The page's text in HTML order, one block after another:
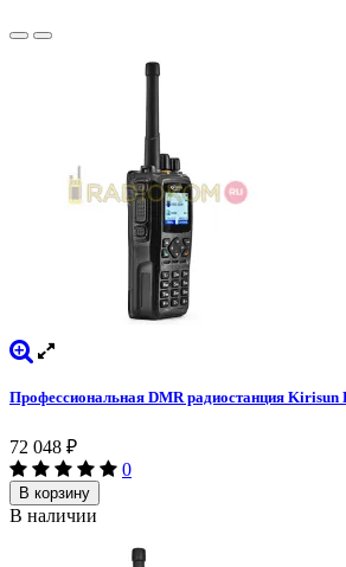
Профессиональная DMR радиостанция Kirisun
72 048 ₽
0
В корзину
В наличии